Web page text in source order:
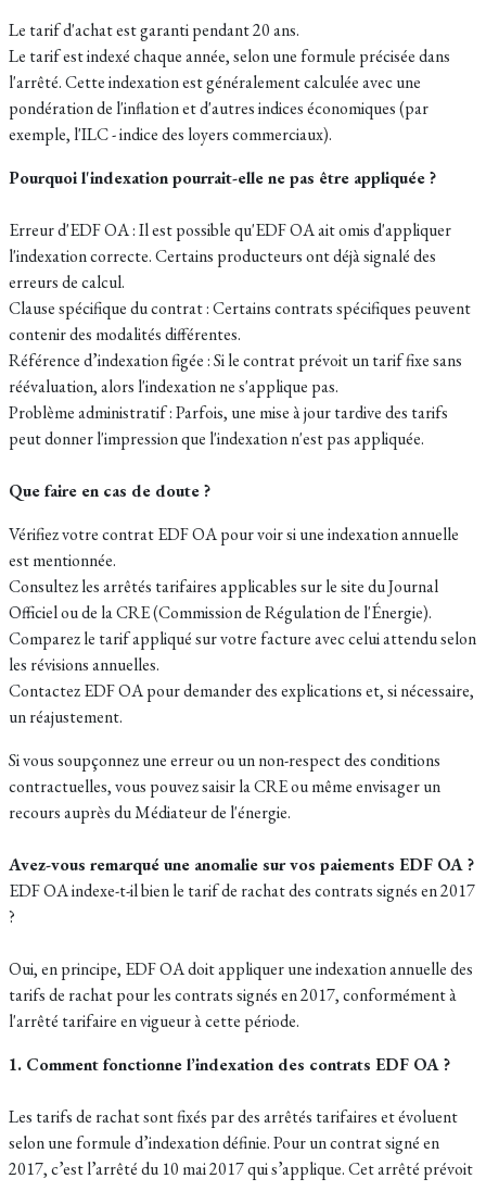
Le tarif d'achat est garanti pendant 20 ans.
Le tarif est indexé chaque année, selon une formule précisée dans
l'arrêté. Cette indexation est généralement calculée avec une
pondération de l'inflation et d'autres indices économiques (par
exemple, l'ILC - indice des loyers commerciaux).
Pourquoi l'indexation pourrait-elle ne pas être appliquée ?
Erreur d'EDF OA : Il est possible qu'EDF OA ait omis d'appliquer
l'indexation correcte. Certains producteurs ont déjà signalé des
erreurs de calcul.
Clause spécifique du contrat : Certains contrats spécifiques peuvent
contenir des modalités différentes.
Référence d’indexation figée : Si le contrat prévoit un tarif fixe sans
réévaluation, alors l'indexation ne s'applique pas.
Problème administratif : Parfois, une mise à jour tardive des tarifs
peut donner l'impression que l'indexation n'est pas appliquée.
Que faire en cas de doute ?
Vérifiez votre contrat EDF OA pour voir si une indexation annuelle
est mentionnée.
Consultez les arrêtés tarifaires applicables sur le site du Journal
Officiel ou de la CRE (Commission de Régulation de l'Énergie).
Comparez le tarif appliqué sur votre facture avec celui attendu selon
les révisions annuelles.
Contactez EDF OA pour demander des explications et, si nécessaire,
un réajustement.
Si vous soupçonnez une erreur ou un non-respect des conditions
contractuelles, vous pouvez saisir la CRE ou même envisager un
recours auprès du Médiateur de l'énergie.
Avez-vous remarqué une anomalie sur vos paiements EDF OA ?
EDF OA indexe-t-il bien le tarif de rachat des contrats signés en 2017
?
Oui, en principe, EDF OA doit appliquer une indexation annuelle des
tarifs de rachat pour les contrats signés en 2017, conformément à
l'arrêté tarifaire en vigueur à cette période.
1. Comment fonctionne l’indexation des contrats EDF OA ?
Les tarifs de rachat sont fixés par des arrêtés tarifaires et évoluent
selon une formule d’indexation définie. Pour un contrat signé en
2017, c’est l’arrêté du 10 mai 2017 qui s’applique. Cet arrêté prévoit